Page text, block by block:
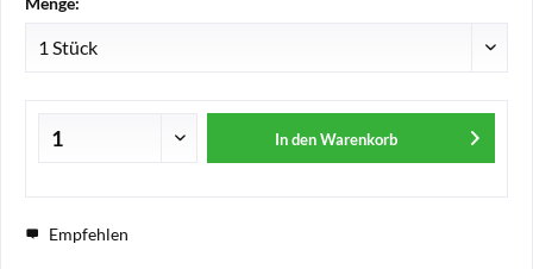
In den Warenkorb
Empfehlen